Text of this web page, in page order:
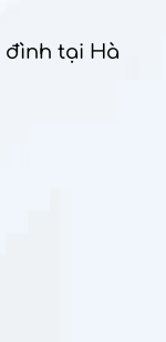
đình tại Hà